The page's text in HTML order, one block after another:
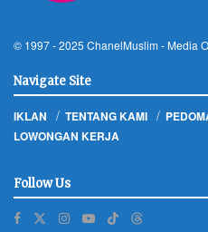
© 1997 - 2025 ChanelMuslim - Media
Navigate Site
IKLAN TENTANG KAMI
LOWONGAN KERJA
Follow Us